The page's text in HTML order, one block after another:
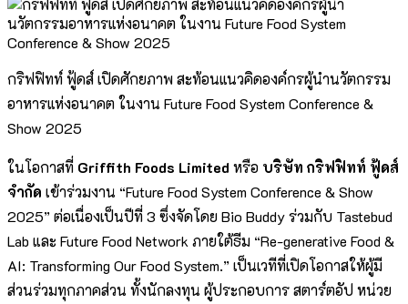
กริฟฟิทท์ ฟู้ดส์ เปิดศักยภาพ สะท้อนแนวคิดองค์กรผู้นำนวัตกรรม
อาหารแห่งอนาคต ในงาน Future Food System Conference &
Show 2025
ในโอกาสที่ Griffith Foods Limited หรือ บริษัท กริฟฟิทท์ ฟู้ดส์
จำกัด เข้าร่วมงาน “Future Food System Conference & Show
2025” ต่อเนื่องเป็นปีที่ 3 ซึ่งจัดโดย Bio Buddy ร่วมกับ Tastebud
Lab และ Future Food Network ภายใต้ธีม “Re-generative Food &
AI: Transforming Our Food System.” เป็นเวทีที่เปิดโอกาสให้ผู้มี
ส่วนร่วมทุกภาคส่วน ทั้งนักลงทุน ผู้ประกอบการ สตาร์ตอัป หน่วย